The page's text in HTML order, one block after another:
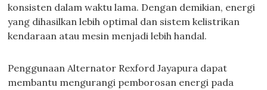
konsisten dalam waktu lama. Dengan demikian, energi
yang dihasilkan lebih optimal dan sistem kelistrikan
kendaraan atau mesin menjadi lebih handal.
Penggunaan Alternator Rexford Jayapura dapat
membantu mengurangi pemborosan energi pada